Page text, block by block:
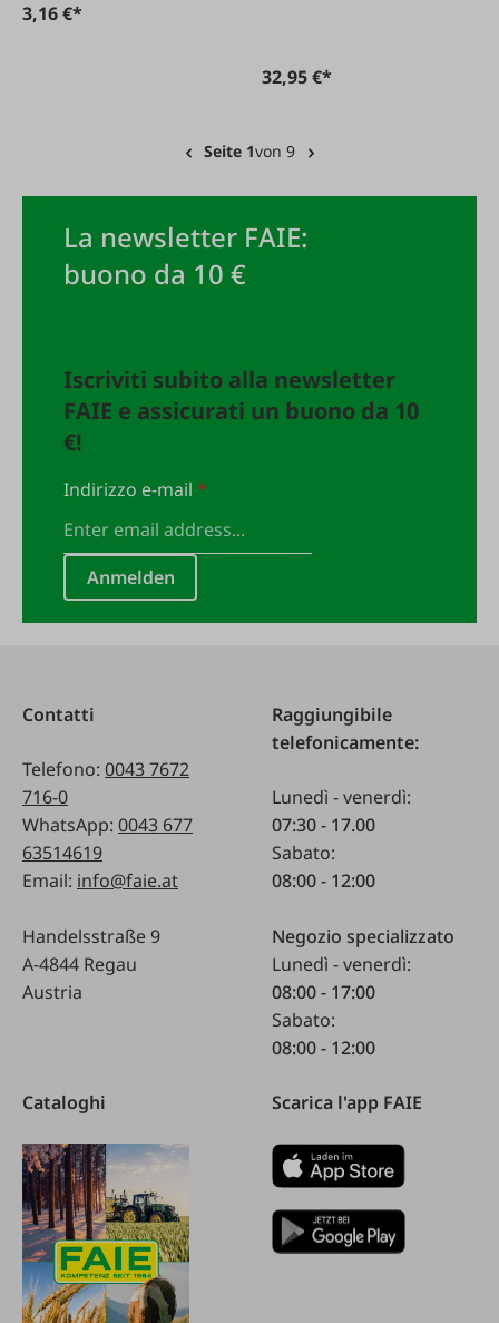
3,16 €*
32,95 €*
Seite 1von 9
La newsletter FAIE:
buono da 10 €
Iscriviti subito alla newsletter
FAIE e assicurati un buono da 10
€!
Indirizzo e-mail*
Anmelden
Contatti
Telefono: 0043 7672
716-0
WhatsApp: 0043 677
63514619
Email: info@faie.at
Handelsstraße 9
A-4844 Regau
Austria
Raggiungibile
telefonicamente:
Lunedì - venerdì:
07:30 - 17.00
Sabato:
08:00 - 12:00
Negozio specializzato
Lunedì - venerdì:
08:00 - 17:00
Sabato:
08:00 - 12:00
Cataloghi Scarica l'app FAIE